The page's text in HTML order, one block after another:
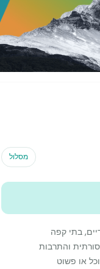
מסלול
בתי קפה
והתרבות
או פשוט